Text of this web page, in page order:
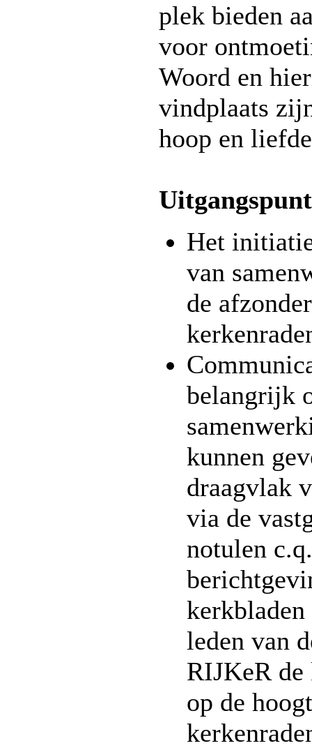
plek bieden
voor
Woord en
vindplaats
hoop en
Het
van
de
belangrijk
kunnen
draagvlak
via de
notulen
kerkbladen
leden van
RIJKeR de
op de